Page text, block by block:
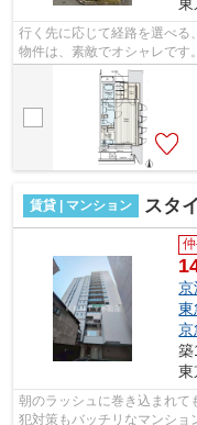
行く先に応じて経路を選べる
物件は、素敵でオシャレです
やすいです。場所が平坦なの
賃貸 | マンション スタ
京
東
京
築
東
朝のラッシュに巻き込まれて
犯対策もバッチリなマンショ